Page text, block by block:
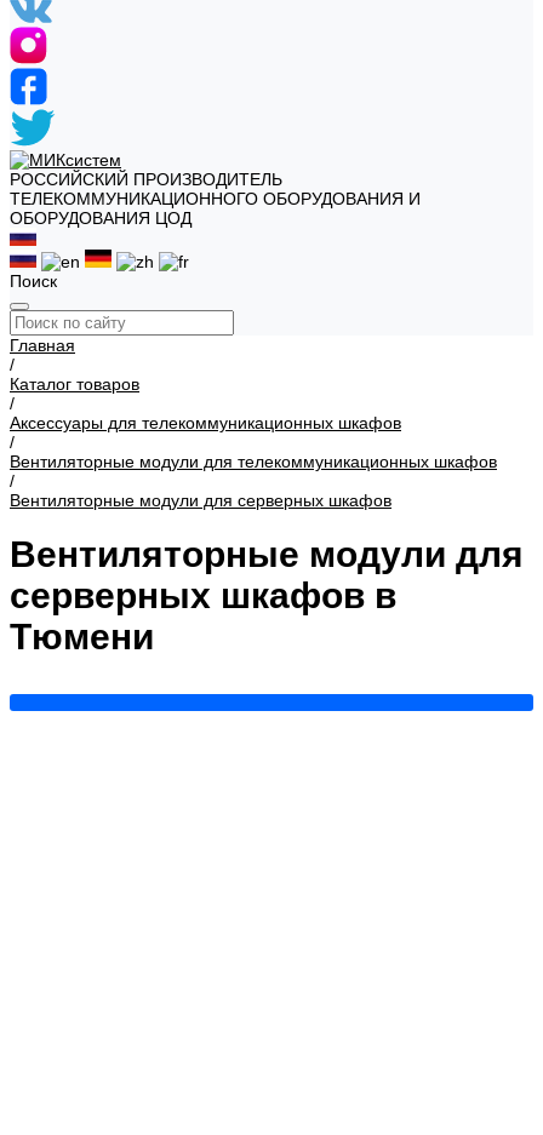
РОССИЙСКИЙ ПРОИЗВОДИТЕЛЬ
ТЕЛЕКОММУНИКАЦИОННОГО ОБОРУДОВАНИЯ И
ОБОРУДОВАНИЯ ЦОД
Поиск
Главная
/
Каталог товаров
/
Аксессуары для телекоммуникационных шкафов
/
Вентиляторные модули для телекоммуникационных шкафов
/
Вентиляторные модули для серверных шкафов
Вентиляторные модули для
серверных шкафов в
Тюмени